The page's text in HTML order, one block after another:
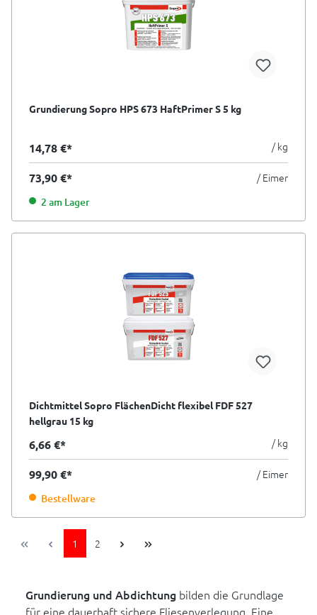
Grundierung Sopro HPS 673 HaftPrimer S 5 kg
14,78 €* / kg
73,90 €* / Eimer
2 am Lager
Dichtmittel Sopro FlächenDicht flexibel FDF 527
hellgrau 15 kg
6,66 €* / kg
99,90 €* / Eimer
Bestellware
1 2
Grundierung und Abdichtung bilden die Grundlage
für eine dauerhaft sichere Fliesenverlegung. Eine